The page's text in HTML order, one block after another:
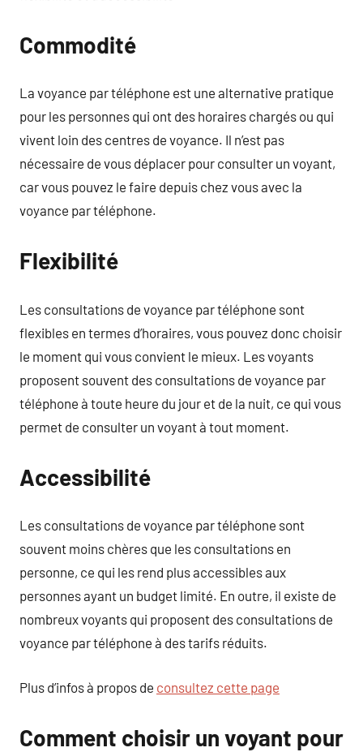
Commodité
La voyance par téléphone est une alternative pratique
pour les personnes qui ont des horaires chargés ou qui
vivent loin des centres de voyance. Il n’est pas
nécessaire de vous déplacer pour consulter un voyant,
car vous pouvez le faire depuis chez vous avec la
voyance par téléphone.
Flexibilité
Les consultations de voyance par téléphone sont
flexibles en termes d’horaires, vous pouvez donc choisir
le moment qui vous convient le mieux. Les voyants
proposent souvent des consultations de voyance par
téléphone à toute heure du jour et de la nuit, ce qui vous
permet de consulter un voyant à tout moment.
Accessibilité
Les consultations de voyance par téléphone sont
souvent moins chères que les consultations en
personne, ce qui les rend plus accessibles aux
personnes ayant un budget limité. En outre, il existe de
nombreux voyants qui proposent des consultations de
voyance par téléphone à des tarifs réduits.
Plus d’infos à propos de consultez cette page
Comment choisir un voyant pour